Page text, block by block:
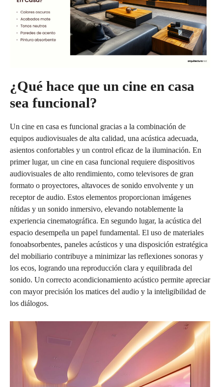
¿Qué hace que un cine en casa
sea funcional?
Un cine en casa es funcional gracias a la combinación de
equipos audiovisuales de alta calidad, una acústica adecuada,
asientos confortables y un control eficaz de la iluminación. En
primer lugar, un cine en casa funcional requiere dispositivos
audiovisuales de alto rendimiento, como televisores de gran
formato o proyectores, altavoces de sonido envolvente y un
receptor de audio. Estos elementos proporcionan imágenes
nítidas y un sonido inmersivo, elevando notablemente la
experiencia cinematográfica. En segundo lugar, la acústica del
espacio desempeña un papel fundamental. El uso de materiales
fonoabsorbentes, paneles acústicos y una disposición estratégica
del mobiliario contribuye a minimizar las reflexiones sonoras y
los ecos, logrando una reproducción clara y equilibrada del
sonido. Un correcto acondicionamiento acústico permite apreciar
con mayor precisión los matices del audio y la inteligibilidad de
los diálogos.